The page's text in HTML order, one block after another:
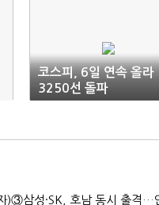
코스피, 6일 연속 올라
3250선 돌파